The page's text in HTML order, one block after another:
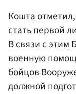
Кошта
стать первой
В связи с этим
военную
бойцов
должной